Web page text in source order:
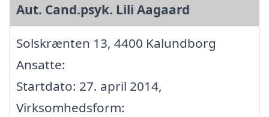
Aut. Cand.psyk. Lili Aagaard
Solskrænten 13, 4400 Kalundborg
Ansatte:
Startdato: 27. april 2014,
Virksomhedsform: